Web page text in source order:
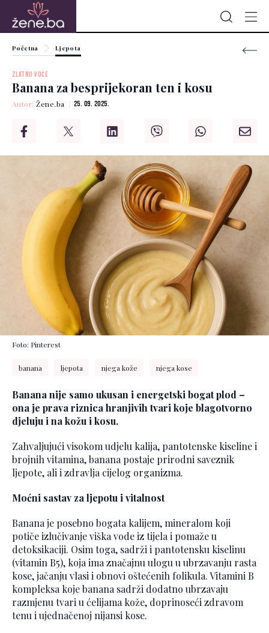
Početna Ljepota
ZLATNO VOĆE
Banana za besprijekoran ten i kosu
Autor:Žene.ba 25. 09. 2025.
Foto: Pinterest
banana ljepota njega kože njega kose
Banana nije samo ukusan i energetski bogat plod –
ona je prava riznica hranjivih tvari koje blagotvorno
djeluju i na kožu i kosu.
Zahvaljujući visokom udjelu kalija, pantotenske kiseline i
brojnih vitamina, banana postaje prirodni saveznik
ljepote, ali i zdravlja cijelog organizma.
Moćni sastav za ljepotu i vitalnost
Banana je posebno bogata kalijem, mineralom koji
potiče izlučivanje viška vode iz tijela i pomaže u
detoksikaciji. Osim toga, sadrži i pantotensku kiselinu
(vitamin B5), koja ima značajnu ulogu u ubrzavanju rasta
kose, jačanju vlasi i obnovi oštećenih folikula. Vitamini B
kompleksa koje banana sadrži dodatno ubrzavaju
razmjenu tvari u ćelijama kože, doprinoseći zdravom
tenu i ujednačenoj nijansi kose.